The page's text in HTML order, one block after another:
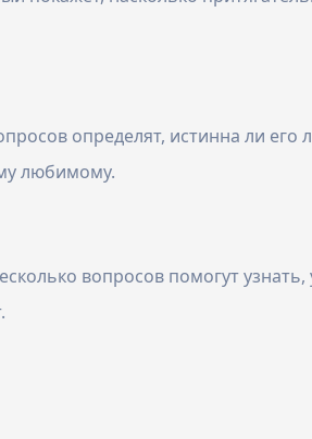
определят, истинна ли его
любимому.
вопросов помогут узнать,